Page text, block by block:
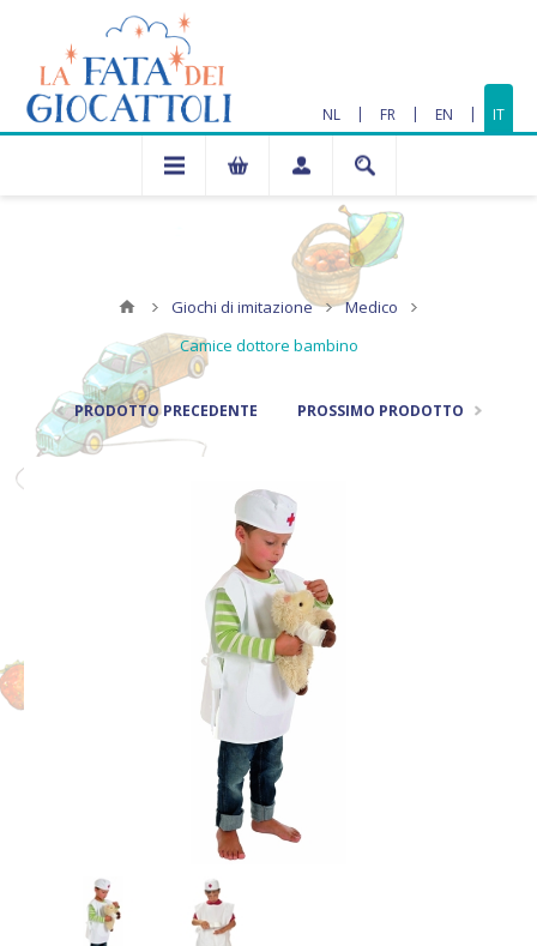
NL | FR | EN | IT
Giochi di imitazione
Medico
Camice dottore bambino
PRODOTTO PRECEDENTE PROSSIMO PRODOTTO